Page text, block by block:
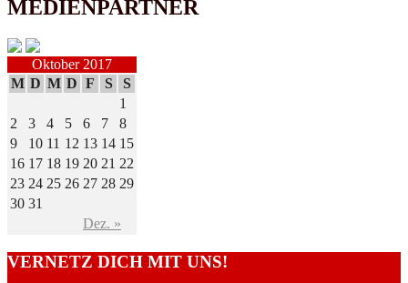
MEDIENPARTNER
Oktober 2017
M D M D F S S
Dez. »
1
2
3 4 5 6 7
8
9
10 11 12 13 14 15
16 17 18 19 20 21 22
23 24 25 26 27 28 29
30 31
VERNETZ DICH MIT UNS!